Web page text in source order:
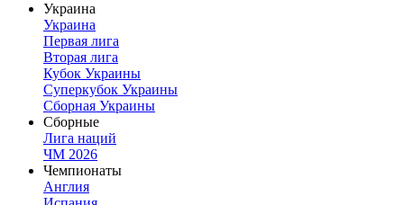
Украина
Украина
Первая лига
Вторая лига
Кубок Украины
Суперкубок Украины
Сборная Украины
Сборные
Лига наций
ЧМ 2026
Чемпионаты
Англия